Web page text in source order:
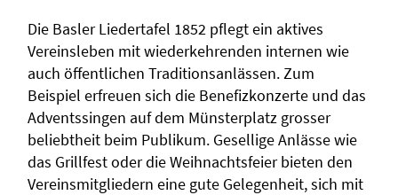
Die Basler Liedertafel 1852 pflegt ein aktives
Vereinsleben mit wiederkehrenden internen wie
auch öffentlichen Traditionsanlässen. Zum
Beispiel erfreuen sich die Benefizkonzerte und das
Adventssingen auf dem Münsterplatz grosser
beliebtheit beim Publikum. Gesellige Anlässe wie
das Grillfest oder die Weihnachtsfeier bieten den
Vereinsmitgliedern eine gute Gelegenheit, sich mit